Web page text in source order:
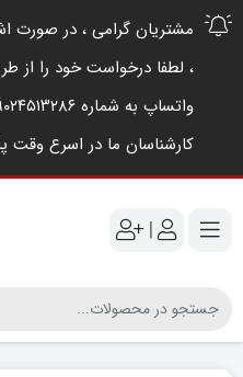
مشتریان گرامی ، در صورت
، لطفا درخواست خود را از
کارشناسان ما در اسرع وقت
|